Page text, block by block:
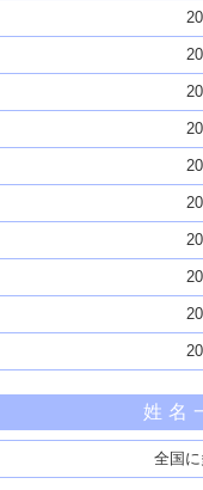
姓名
全国